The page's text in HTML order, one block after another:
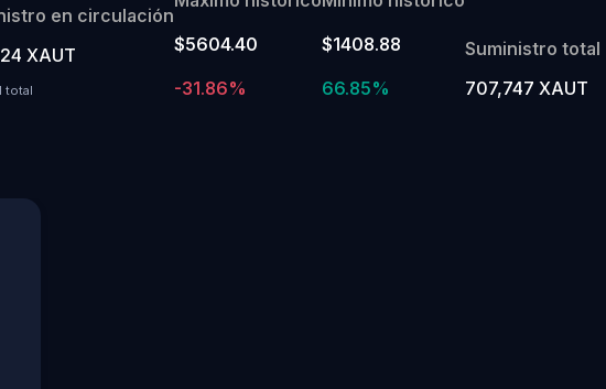
en circulación
XAUT
total
$5604.40
-31.86%
$1408.88
66.85%
Suministro total
707,747 XAUT